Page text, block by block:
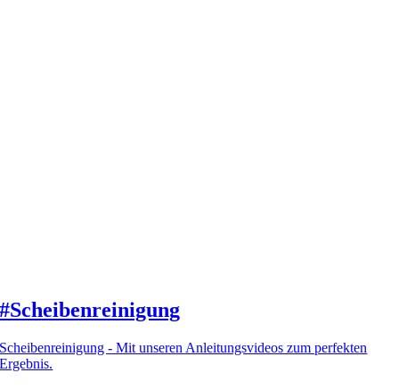
#Scheibenreinigung
Scheibenreinigung - Mit unseren Anleitungsvideos zum perfekten
Ergebnis.